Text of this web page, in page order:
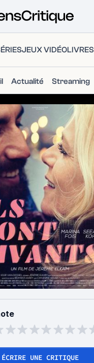
JEUX VIDÉOLIVRES
Actualité Streaming
ÉCRIRE UNE CRITIQUE